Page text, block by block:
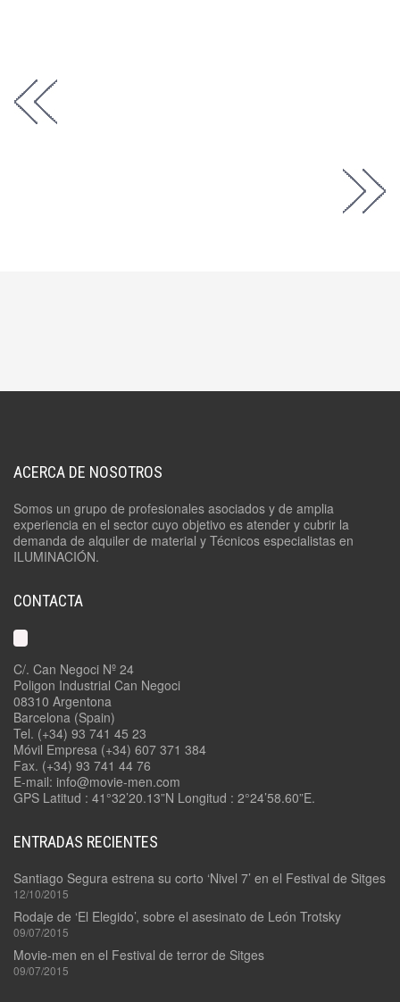
ACERCA DE NOSOTROS
Somos un grupo de profesionales asociados y de amplia
experiencia en el sector cuyo objetivo es atender y cubrir la
demanda de alquiler de material y Técnicos especialistas en
ILUMINACIÓN.
CONTACTA
C/. Can Negoci Nº 24
Poligon Industrial Can Negoci
08310 Argentona
Barcelona (Spain)
Tel. (+34) 93 741 45 23
Móvil Empresa (+34) 607 371 384
Fax. (+34) 93 741 44 76
E-mail: info@movie-men.com
GPS Latitud : 41°32’20.13”N Longitud : 2°24’58.60”E.
ENTRADAS RECIENTES
Santiago Segura estrena su corto ‘Nivel 7’ en el Festival de Sitges
12/10/2015
Rodaje de ‘El Elegido’, sobre el asesinato de León Trotsky
09/07/2015
Movie-men en el Festival de terror de Sitges
09/07/2015